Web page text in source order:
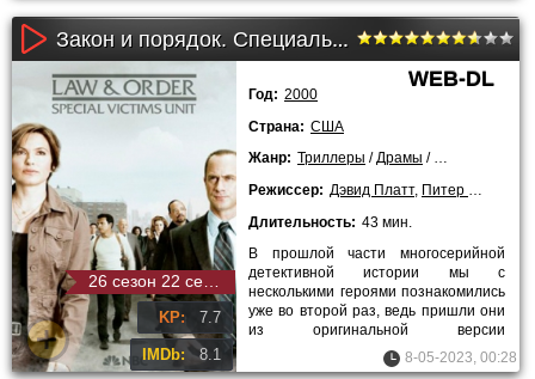
Закон и порядок. Специальный корпус (2 сезон)
KP: 7.7
IMDb: 8.1
WEB-DL
Год: 2000
Страна: США
Жанр: Триллеры /Драмы / Криминальные
Режиссер: Дэвид Платт, Питер Лето
Длительность: 43 мин.
В прошлой части многосерийной
детективной истории мы с
несколькими героями познакомились
уже во второй раз, ведь пришли они
из оригинальной версии
одноименного сериала. Впрочем, в
версии
8-05-2023, 00:28